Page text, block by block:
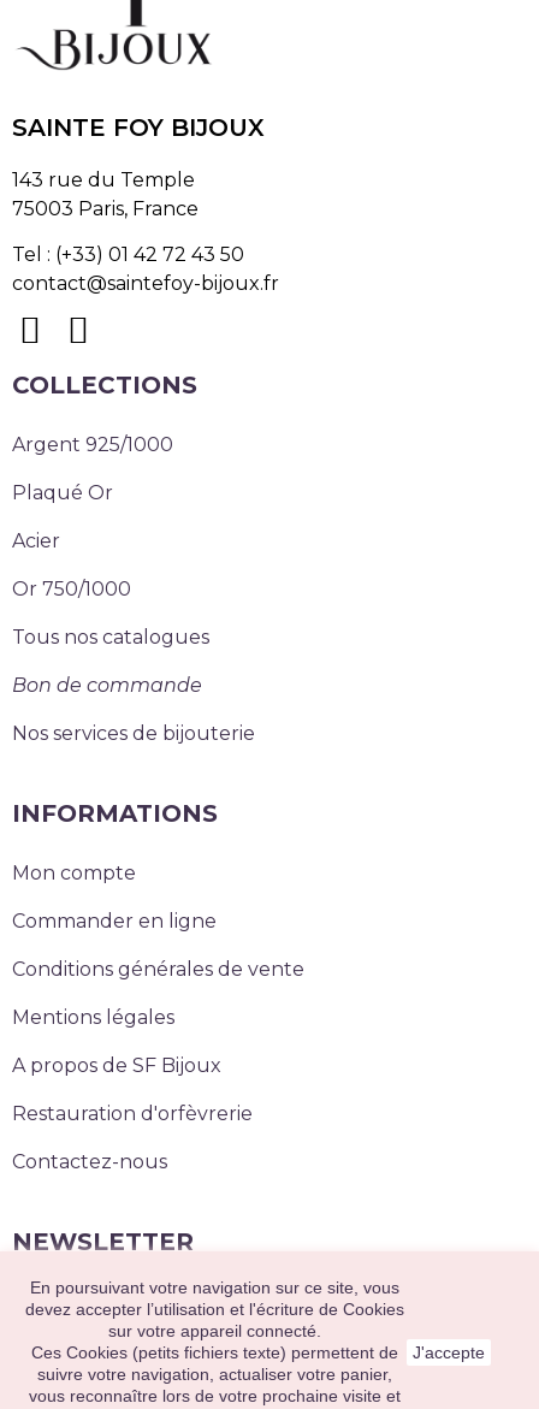
En poursuivant votre navigation sur ce site, vous
devez accepter l’utilisation et l'écriture de Cookies
sur votre appareil connecté.
Ces Cookies (petits fichiers texte) permettent de
suivre votre navigation, actualiser votre panier,
vous reconnaître lors de votre prochaine visite et
J'accepte
SAINTE FOY BIJOUX
143 rue du Temple
75003 Paris, France
Tel : (+33) 01 42 72 43 50
contact@saintefoy-bijoux.fr
COLLECTIONS
Argent 925/1000
Plaqué Or
Acier
Or 750/1000
Tous nos catalogues
Bon de commande
Nos services de bijouterie
INFORMATIONS
Mon compte
Commander en ligne
Conditions générales de vente
Mentions légales
A propos de SF Bijoux
Restauration d'orfèvrerie
Contactez-nous
NEWSLETTER
S’abonner
2020 © Sainte Foy Bijoux. Tous droits réservés.